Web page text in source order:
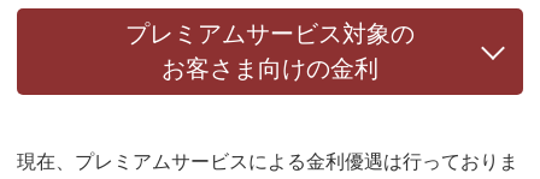
プレミアムサービス対象の
お客さま向けの金利
現在、プレミアムサービスによる金利優遇は行っておりま